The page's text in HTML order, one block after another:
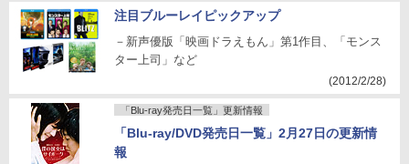
注目ブルーレイピックアップ
－新声優版「映画ドラえもん」第1作目、「モンス
ター上司」など
(2012/2/28)
「Blu-ray発売日一覧」更新情報
「Blu-ray/DVD発売日一覧」2月27日の更新情
報